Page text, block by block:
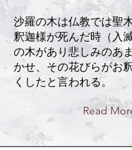
沙羅の木は仏教では聖
釈迦様が死んだ時（入
の木があり悲しみのあ
かせ、その花びらがお
くしたと言われる。
Read